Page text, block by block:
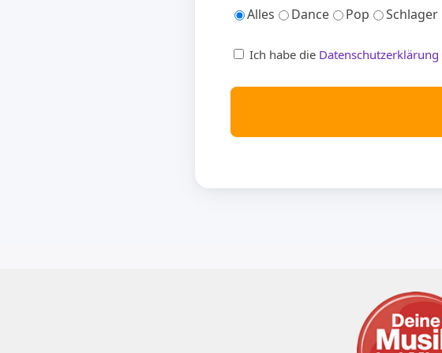
Alles
Dance Pop Schlager
Ich habe die Datenschutzerklärung